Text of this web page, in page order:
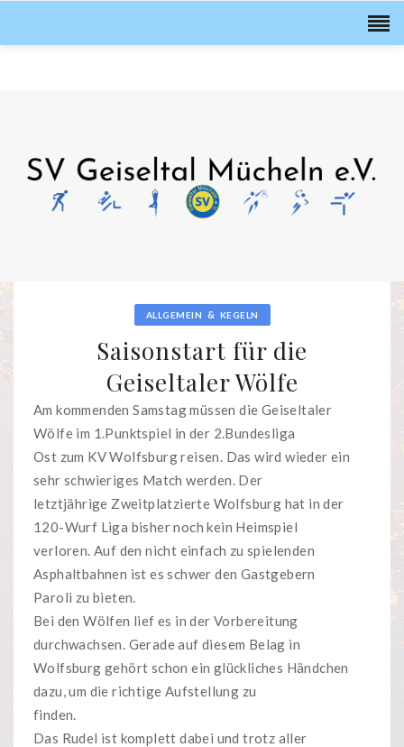
ALLGEMEIN & KEGELN
Saisonstart für die
Geiseltaler Wölfe
Am kommenden Samstag müssen die Geiseltaler
Wölfe im 1.Punktspiel in der 2.Bundesliga
Ost zum KV Wolfsburg reisen. Das wird wieder ein
sehr schwieriges Match werden. Der
letztjährige Zweitplatzierte Wolfsburg hat in der
120-Wurf Liga bisher noch kein Heimspiel
verloren. Auf den nicht einfach zu spielenden
Asphaltbahnen ist es schwer den Gastgebern
Paroli zu bieten.
Bei den Wölfen lief es in der Vorbereitung
durchwachsen. Gerade auf diesem Belag in
Wolfsburg gehört schon ein glückliches Händchen
dazu, um die richtige Aufstellung zu
finden.
Das Rudel ist komplett dabei und trotz aller